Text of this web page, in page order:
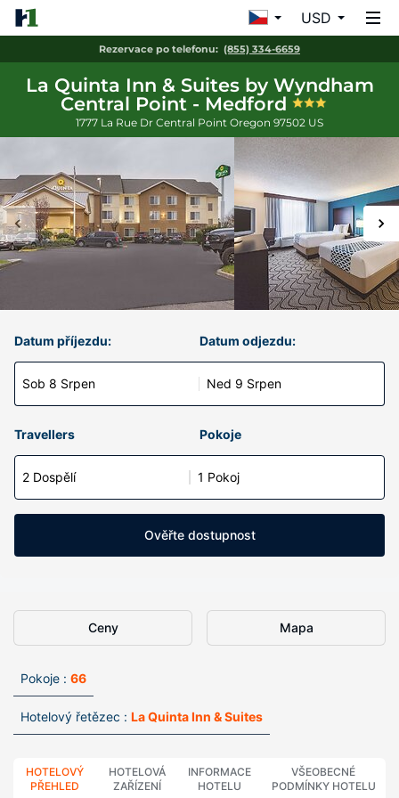
USD
Rezervace po telefonu: (855) 334-6659
La Quinta Inn & Suites by Wyndham
Central Point - Medford
1777 La Rue Dr Central Point Oregon 97502 US
Datum příjezdu:
Sob 8 Srpen
Datum odjezdu:
Ned 9 Srpen
Travellers Pokoje
2 Dospělí 1 Pokoj
Ověřte dostupnost
Ceny Mapa
Pokoje : 66
Hotelový řetězec : La Quinta Inn & Suites
HOTELOVÝ
PŘEHLED
HOTELOVÁ
ZAŘÍZENÍ
INFORMACE
HOTELU
VŠEOBECNÉ
PODMÍNKY HOTELU